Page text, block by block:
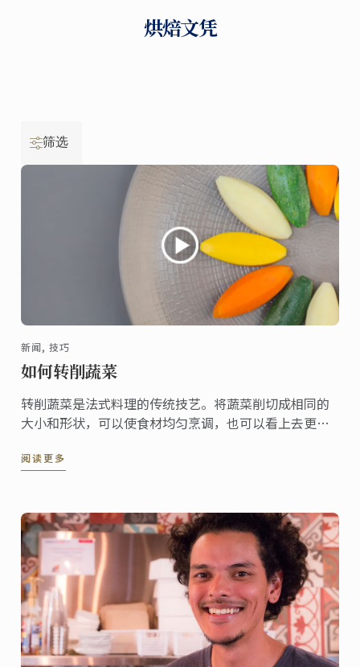
烘焙文凭
筛选
新闻, 技巧
如何转削蔬菜
转削蔬菜是法式料理的传统技艺。将蔬菜削切成相同的
大小和形状，可以使食材均匀烹调，也可以看上去更赏
阅读更多